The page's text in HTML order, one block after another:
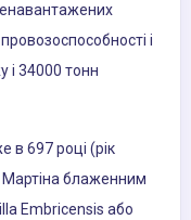
і
і 34000 тонн
в 697 році (рік
Мартіна блаженним
Embricensis або